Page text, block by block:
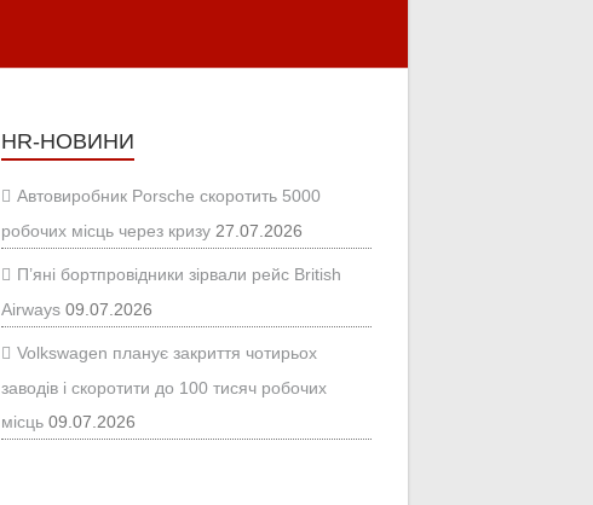
HR-НОВИНИ
Автовиробник Porsche скоротить 5000
робочих місць через кризу 27.07.2026
П’яні бортпровідники зірвали рейс British
Airways 09.07.2026
Volkswagen планує закриття чотирьох
заводів і скоротити до 100 тисяч робочих
місць 09.07.2026